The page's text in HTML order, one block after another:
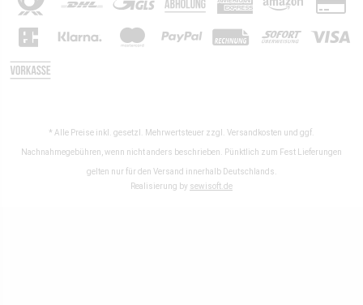
* Alle Preise inkl. gesetzl. Mehrwertsteuer zzgl. Versandkosten und ggf.
Nachnahmegebühren, wenn nicht anders beschrieben. Pünktlich zum Fest Lieferungen
gelten nur für den Versand innerhalb Deutschlands.
Realisierung by sewisoft.de